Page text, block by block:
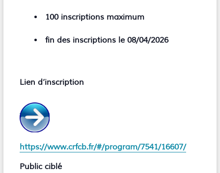
100 inscriptions maximum
fin des inscriptions le 08/04/2026
Lien d’inscription
https://www.crfcb.fr/#/program/7541/16607/
Public ciblé